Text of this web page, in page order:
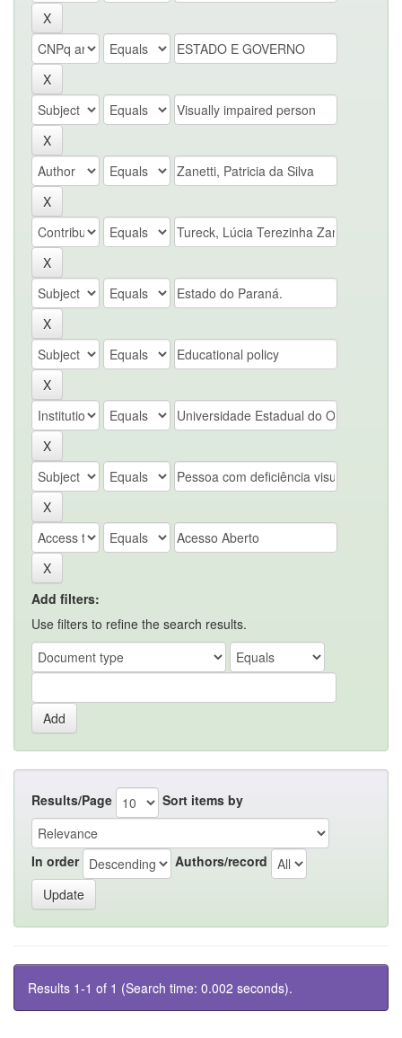
Add filters:
Use filters to refine the search results.
Results/Page Sort items by
In order Authors/record
Results 1-1 of 1 (Search time: 0.002 seconds).